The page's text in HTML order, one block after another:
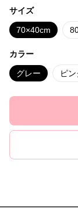
サイズ
70×40cm
カラー
グレー ピン